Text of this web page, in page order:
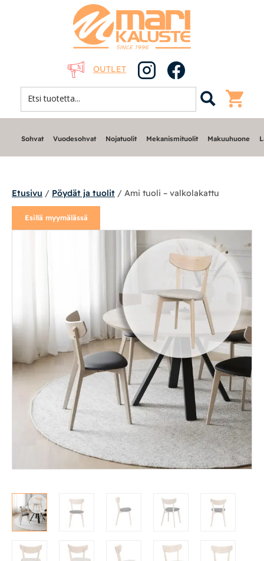
OUTLET
Sohvat
Nojatuolit
Mekanismituolit
Makuuhuone
Pöydät ja tuolit
Ruokaryhmät
Penkit ja lankkupenkit
Tuolit
Ruokapöydät
Säilytys
Sohvat Vuodesohvat Nojatuolit Mekanismituolit Makuuhuone
Etusivu / Pöydät ja tuolit / Ami tuoli – valkolakattu
Esillä myymälässä